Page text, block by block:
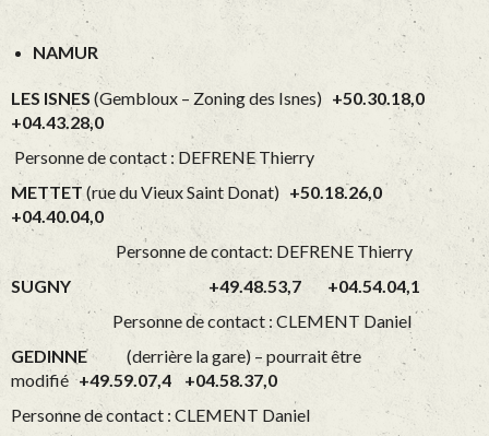
NAMUR
LES ISNES (Gembloux – Zoning des Isnes) +50.30.18,0
+04.43.28,0
Personne de contact : DEFRENE Thierry
METTET (rue du Vieux Saint Donat) +50.18.26,0
+04.40.04,0
Personne de contact: DEFRENE Thierry
SUGNY +49.48.53,7 +04.54.04,1
Personne de contact : CLEMENT Daniel
GEDINNE (derrière la gare) – pourrait être
modifié+49.59.07,4 +04.58.37,0
Personne de contact : CLEMENT Daniel